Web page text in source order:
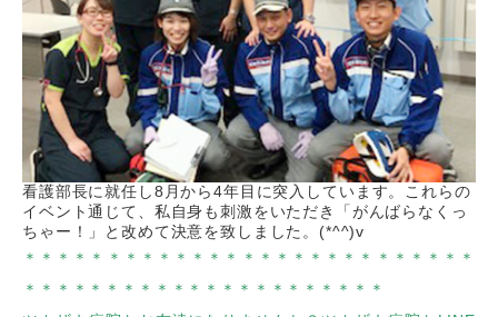
看護部長に就任し8 月から4年目に突入しています。これらの
イベント通じて、私自身も刺激をいただき「がんばらなくっ
ちゃー！」と改めて決意を致しました。 (*^^)v
＊＊＊＊＊＊＊＊＊＊＊＊＊＊＊＊＊＊＊＊＊＊＊＊＊＊＊
＊＊＊＊＊＊＊＊＊＊＊＊＊＊＊＊＊＊＊＊＊＊